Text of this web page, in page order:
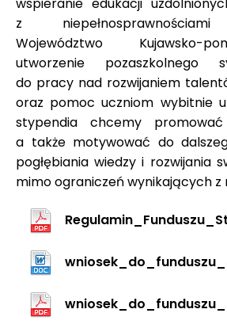
wspieranie edukacji
z niepełnosprawnościami
Województwo Kujawsko-
utworzenie pozaszkolnego
do pracy nad rozwijaniem
oraz pomoc uczniom wybitnie
stypendia chcemy
a także motywować do
pogłębiania wiedzy i rozwijania
mimo ograniczeń wynikających z